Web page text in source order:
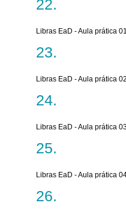
Libras EaD - Aula prática
Libras EaD - Aula prática
Libras EaD - Aula prática
Libras EaD - Aula prática